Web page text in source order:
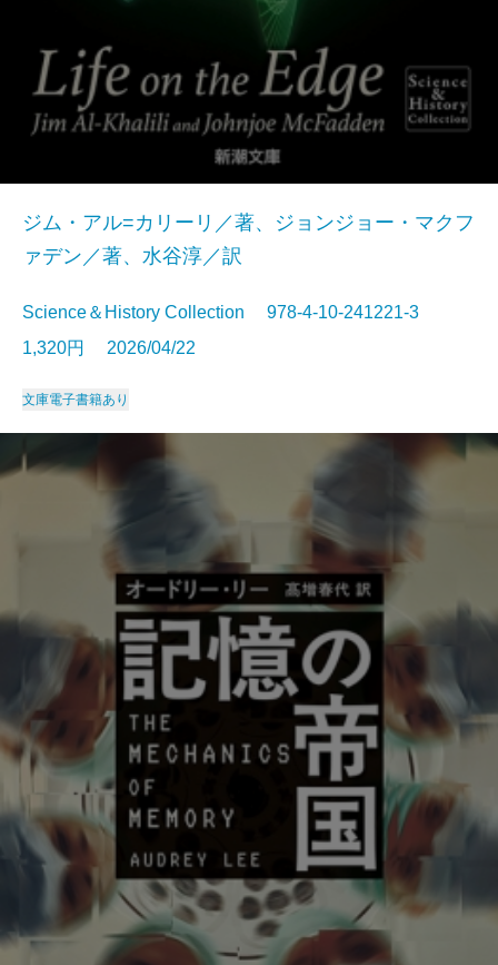
ジム・アル=カリーリ／著、ジョンジョー・マクフ
ァデン／著、水谷淳／訳
Science＆History Collection 978-4-10-241221-3
1,320円 2026/04/22
文庫電子書籍あり